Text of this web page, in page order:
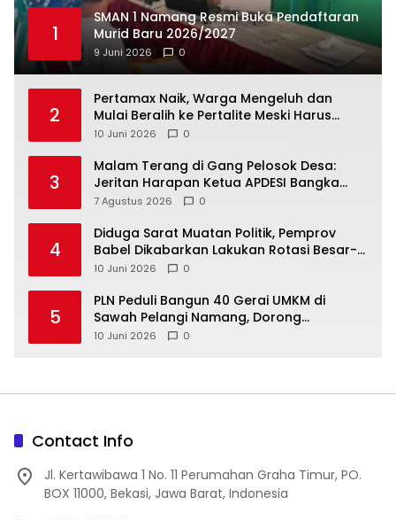
1
SMAN 1 Namang Resmi Buka Pendaftaran
Murid Baru 2026/2027
9 Juni 2026 0
2
‎Pertamax Naik, Warga Mengeluh dan
Mulai Beralih ke Pertalite Meski Harus
10 Juni 2026 0
3
Malam Terang di Gang Pelosok Desa:
Jeritan Harapan Ketua APDESI Bangka
Tengah untuk PLN Babel
7 Agustus 2026 0
4
‎Diduga Sarat Muatan Politik, Pemprov
Babel Dikabarkan Lakukan Rotasi Besar-
10 Juni 2026 0
5
‎PLN Peduli Bangun 40 Gerai UMKM di
Sawah Pelangi Namang, Dorong
10 Juni 2026 0
Contact Info
Jl. Kertawibawa 1 No. 11 Perumahan Graha Timur, PO.
BOX 11000, Bekasi, Jawa Barat, Indonesia